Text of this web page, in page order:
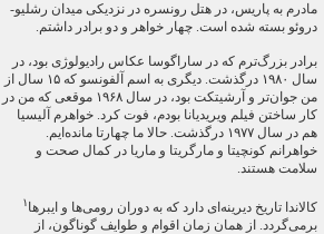
مادرم به پاریس، در هتل رونسره در نزدیکی میدان رشلیو-
دروئو بسته شده است. چهار خواهر و دو برادر داشتم.
برادر بزرگ‌ترم که در ساراگوسا عکاس رادیولوژی بود، در
سال ۱۹۸۰ درگذشت. دیگری به اسم آلفونسو که ۱۵ سال از
من جوان‌تر و آرشیتکت بود، در سال ۱۹۶۸ موقعی که من در
کار ساختن فیلم ویریدیانا بودم، فوت کرد. خواهرم آلیسیا
هم در سال ۱۹۷۷ درگذشت. حالا ما چهارتا مانده‌ایم.
خواهرانم کونچیتا و مارگریتا و ماریا در کمال صحت و
سلامت هستند.
کالاندا تاریخ دیرینه‌ای دارد که به دوران رومی‌ها و ایبرها۱
برمی‌گردد. از همان زمان اقوام و طوایف گوناگون، از